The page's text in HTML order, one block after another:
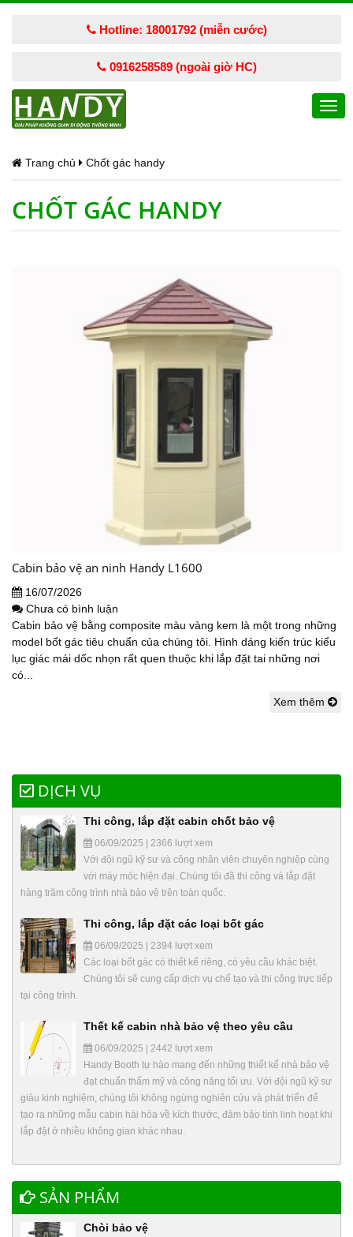
Hotline: 18001792 (miễn cước)
0916258589 (ngoài giờ HC)
Trang chủ Chốt gác handy
CHỐT GÁC HANDY
Cabin bảo vệ an ninh Handy L1600
16/07/2026
Chưa có bình luận
Cabin bảo vệ bằng composite màu vàng kem là một trong những
model bốt gác tiêu chuẩn của chúng tôi. Hình dáng kiến trúc kiểu
lục giác mái dốc nhọn rất quen thuộc khi lắp đặt tai những nơi
có...
Xem thêm
DỊCH VỤ
Thi công, lắp đặt cabin chốt bảo vệ
06/09/2025 | 2366 lượt xem
Với đội ngũ kỹ sư và công nhân viên chuyên nghiệp cùng
với máy móc hiện đại. Chúng tôi đã thi công và lắp đặt
hàng trăm công trình nhà bảo vệ trên toàn quốc.
Thi công, lắp đặt các loại bốt gác
06/09/2025 | 2394 lượt xem
Các loại bốt gác có thiết kế riêng, có yêu cầu khác biệt.
Chúng tôi sẽ cung cấp dịch vụ chế tạo và thi công trực tiếp
tại công trình.
Thết kế cabin nhà bảo vệ theo yêu cầu
06/09/2025 | 2442 lượt xem
Handy Booth tự hào mang đến những thiết kế nhà bảo vệ
đạt chuẩn thẩm mỹ và công năng tối ưu. Với đội ngũ kỹ sư
giàu kinh nghiệm, chúng tôi không ngừng nghiên cứu và phát triển để
tạo ra những mẫu cabin hài hòa về kích thước, đảm bảo tính linh hoạt khi
lắp đặt ở nhiều không gian khác nhau.
SẢN PHẨM
Chòi bảo vệ